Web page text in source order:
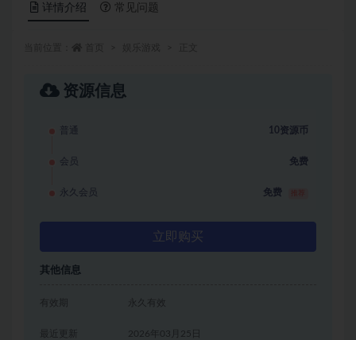
详情介绍 常见问题
资源信息
普通 10资源币
会员 免费
永久会员 免费
立即购买
其他信息
有效期 永久有效
2026年03月25日